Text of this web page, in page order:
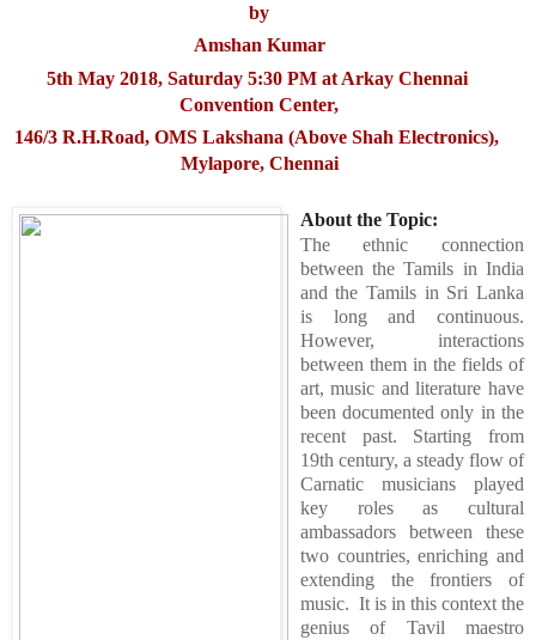
by
Amshan Kumar
5th May 2018, Saturday 5:30 PM at Arkay Chennai
Convention Center,
146/3 R.H.Road, OMS Lakshana (Above Shah Electronics),
Mylapore, Chennai
About the Topic:
The ethnic connection
between the Tamils in India
and the Tamils in Sri Lanka
is long and continuous.
However, interactions
between them in the fields of
art, music and literature have
been documented only in the
recent past. Starting from
19th century, a steady flow of
Carnatic musicians played
key roles as cultural
ambassadors between these
two countries, enriching and
extending the frontiers of
music.  It is in this context the
genius of Tavil maestro